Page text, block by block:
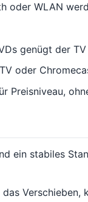
oder WLAN
genügt der
oder
Preisniveau,
ein stabiles
Verschieben,